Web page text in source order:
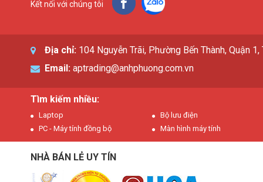
Kết nối với chúng tôi
Địa chỉ: 104 Nguyễn Trãi, Phường Bến Thành, Quận 1,
Email: aptrading@anhphuong.com.vn
Tìm kiếm nhiều:
Laptop
Bộ lưu điện
PC - Máy tính đồng bộ
Màn hình máy tính
NHÀ BÁN LẺ UY TÍN